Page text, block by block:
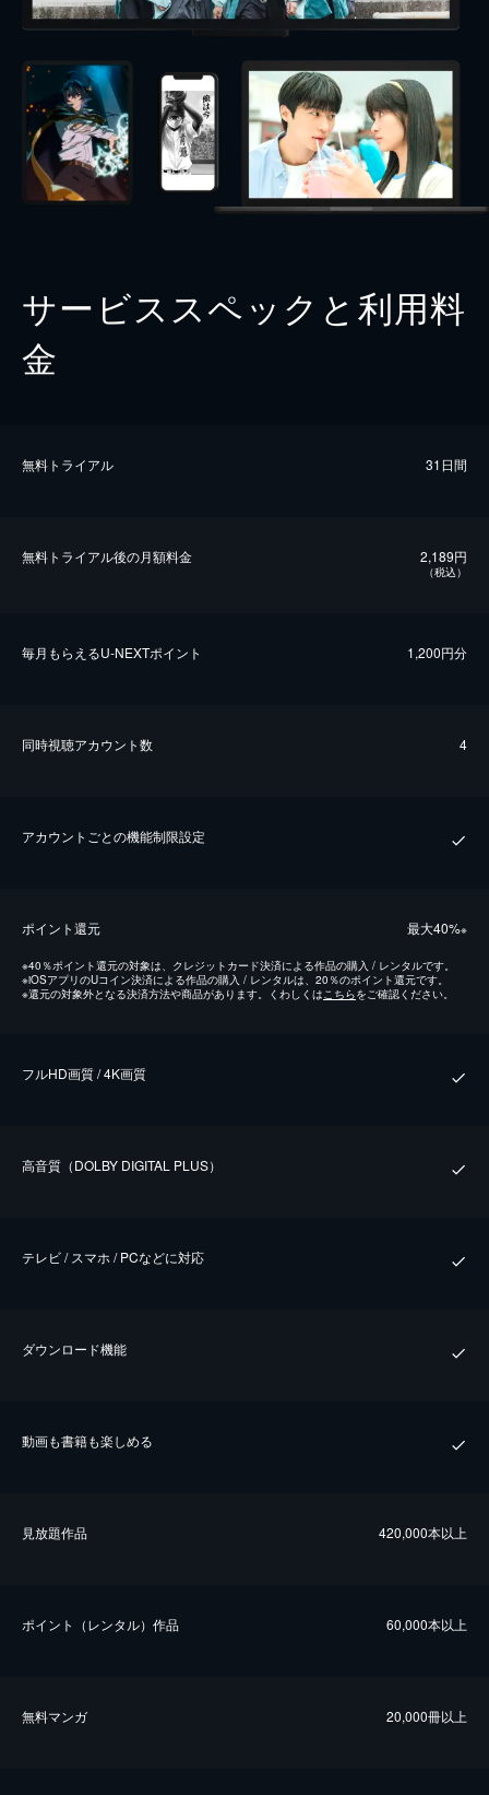
サービススペックと利用料
金
無料トライアル 31日間
無料トライアル後の⽉額料金 2,189円
（税込）
毎⽉もらえるU-NEXTポイント 1,200円分
同時視聴アカウント数 4
アカウントごとの機能制限設定
ポイント還元 最⼤40%※
※40％ポイント還元の対象は、クレジットカード決済による作品の購入 / レンタルです。
※iOSアプリのUコイン決済による作品の購入 / レンタルは、20％のポイント還元です。
※還元の対象外となる決済方法や商品があります。くわしくはこちらをご確認ください。
フルHD画質 / 4K画質
⾼⾳質（DOLBY DIGITAL PLUS）
テレビ / スマホ / PCなどに対応
ダウンロード機能
動画も書籍も楽しめる
⾒放題作品 420,000本以上
ポイント（レンタル）作品 60,000本以上
無料マンガ 20,000冊以上